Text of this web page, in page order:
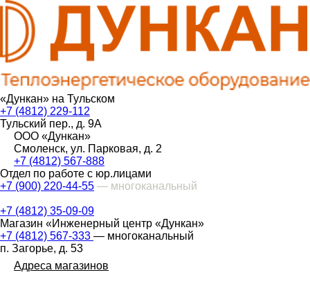
«Дункан» на Тульском
+7 (4812) 229-112
Тульский пер., д. 9А
ООО «Дункан»
Смоленск, ул. Парковая, д. 2
+7 (4812) 567-888
Отдел по работе с юр.лицами
+7 (900) 220-44-55 — многоканальный
+7 (4812) 35-09-09
Магазин «Инженерный центр «Дункан»
+7 (4812) 567-333 — многоканальный
п. Загорье, д. 53
Адреса магазинов